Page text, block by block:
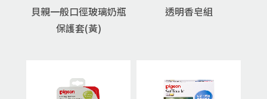
貝親一般口徑玻璃奶瓶
保護套(黃)
透明香皂組